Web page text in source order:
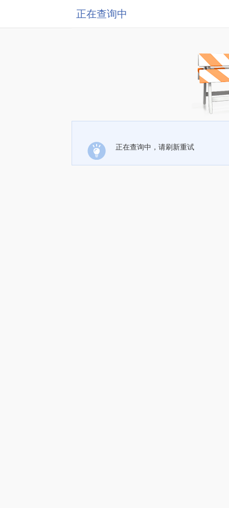
正在查询中
正在查询中，请刷新重试